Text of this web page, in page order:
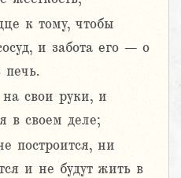
к тому, чтобы
и забота его – о
печь.
свои руки, и
в своем деле;
построится, ни
и не будут жить в